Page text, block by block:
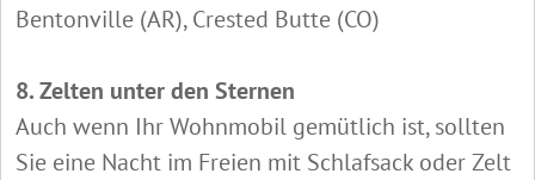
Bentonville (AR), Crested Butte (CO)
8. Zelten unter den Sternen
Auch wenn Ihr Wohnmobil gemütlich ist, sollten
Sie eine Nacht im Freien mit Schlafsack oder Zelt